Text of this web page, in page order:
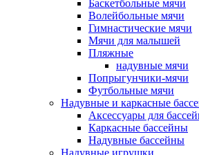
Баскетбольные мячи
Волейбольные мячи
Гимнастические мячи
Мячи для малышей
Пляжные
надувные мячи
Попрыгунчики-мячи
Футбольные мячи
Надувные и каркасные
Аксессуары для
Каркасные бассейны
Надувные бассейны
Надувные игрушки